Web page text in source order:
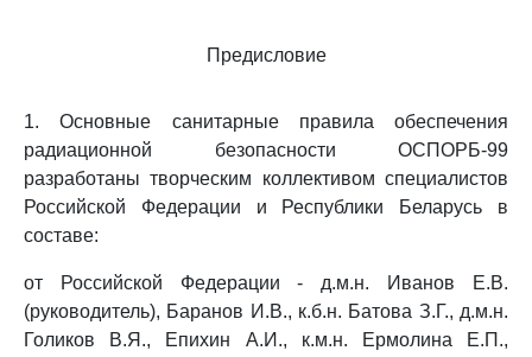
Предисловие
1. Основные санитарные правила обеспечения
радиационной безопасности ОСПОРБ-99
разработаны творческим коллективом специалистов
Российской Федерации и Республики Беларусь в
составе:
от Российской Федерации - д.м.н. Иванов Е.В.
(руководитель), Баранов И.В., к.б.н. Батова З.Г., д.м.н.
Голиков В.Я., Епихин А.И., к.м.н. Ермолина Е.П.,